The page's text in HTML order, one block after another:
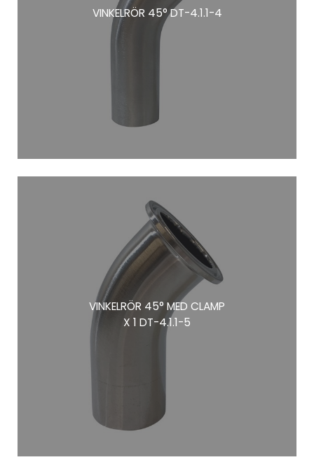
VINKELRÖR 45° DT-4.1.1-4
VINKELRÖR 45° MED CLAMP
X 1 DT-4.1.1-5